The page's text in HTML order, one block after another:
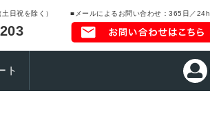
■メールによるお問い合わせ：365日／24h
日祝を除く）
ト